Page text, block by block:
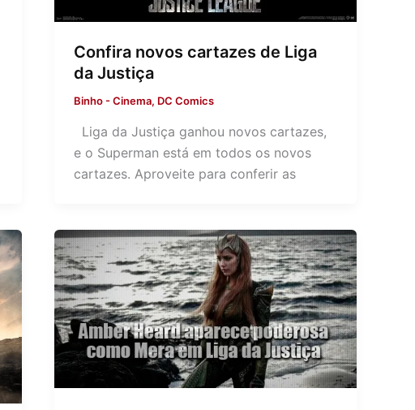
Confira novos cartazes de Liga
da Justiça
Binho-Cinema, DC Comics
Liga da Justiça ganhou novos cartazes,
e o Superman está em todos os novos
cartazes. Aproveite para conferir as